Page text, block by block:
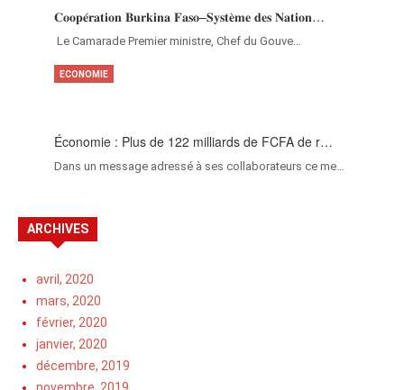
𝐂𝐨𝐨𝐩𝐞́𝐫𝐚𝐭𝐢𝐨𝐧 𝐁𝐮𝐫𝐤𝐢𝐧𝐚 𝐅𝐚𝐬𝐨–𝐒𝐲𝐬𝐭𝐞̀𝐦𝐞 𝐝𝐞𝐬 𝐍𝐚𝐭𝐢𝐨𝐧…
‎Le Camarade Premier ministre, Chef du Gouve…
Économie : Plus de 122 milliards de FCFA de r…
Dans un message adressé à ses collaborateurs ce me…
ECONOMIE
ARCHIVES
avril, 2020
mars, 2020
février, 2020
janvier, 2020
décembre, 2019
novembre, 2019